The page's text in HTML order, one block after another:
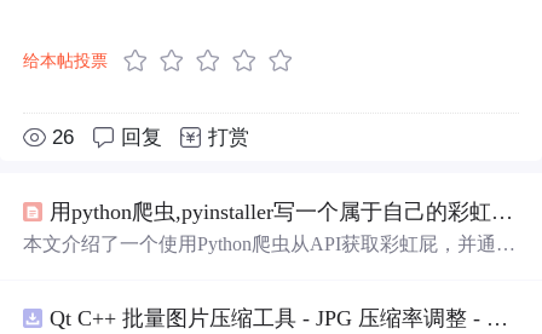
给本帖投票
26 回复 打赏
用python爬虫,pyinstaller写一个属于自己的彩虹屁生成器！（链接在文末自取）
本文介绍了一个使用Python爬虫从API获取彩虹屁，并通过
Qt C++ 批量图片压缩工具 - JPG 压缩率调整 - 批量修改分辨率 - 本地图片批处理（源码）